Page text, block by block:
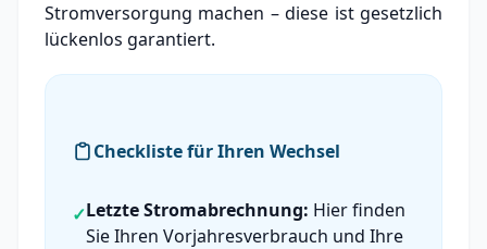
Stromversorgung machen – diese ist gesetzlich
lückenlos garantiert.
Checkliste für Ihren Wechsel
✓Letzte Stromabrechnung: Hier finden
Sie Ihren Vorjahresverbrauch und Ihre